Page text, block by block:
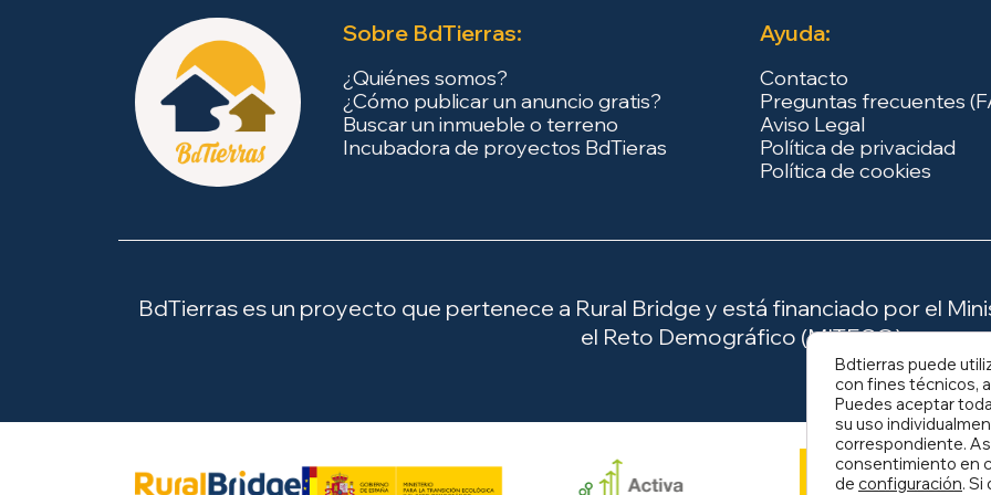
Sobre BdTierras:
¿Quiénes somos?
¿Cómo publicar un anuncio gratis?
Buscar un inmueble o terreno
Incubadora de proyectos BdTieras
Ayuda:
Contacto
Preguntas frecuentes
Aviso Legal
Política de privacidad
Política de cookies
BdTierras es un proyecto que pertenece a Rural Bridge y está financiado por el
el Reto Demográfico (MITECO).
Bdtierras puede
con fines técnicos,
Puedes aceptar
su uso
correspondiente.
consentimiento en
de configuración.